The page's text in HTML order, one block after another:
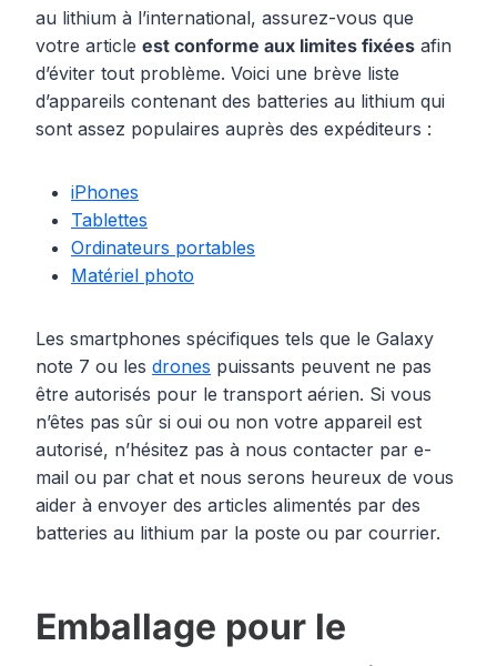
au lithium à l’international, assurez-vous que
votre article est conforme aux limites fixées afin
d’éviter tout problème. Voici une brève liste
d’appareils contenant des batteries au lithium qui
sont assez populaires auprès des expéditeurs :
iPhones
Tablettes
Ordinateurs portables
Matériel photo
Les smartphones spécifiques tels que le Galaxy
note 7 ou les drones puissants peuvent ne pas
être autorisés pour le transport aérien. Si vous
n’êtes pas sûr si oui ou non votre appareil est
autorisé, n’hésitez pas à nous contacter par e-
mail ou par chat et nous serons heureux de vous
aider à envoyer des articles alimentés par des
batteries au lithium par la poste ou par courrier.
Emballage pour le